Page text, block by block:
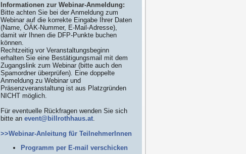
Informationen zur Webinar-Anmeldung:
Bitte achten Sie bei der Anmeldung zum
Webinar auf die korrekte Eingabe Ihrer Daten
(Name, ÖÄK-Nummer, E-Mail-Adresse),
damit wir Ihnen die DFP-Punkte buchen
können.
Rechtzeitig vor Veranstaltungsbeginn
erhalten Sie eine Bestätigungsmail mit dem
Zugangslink zum Webinar (bitte auch den
Spamordner überprüfen). Eine doppelte
Anmeldung zu Webinar und
Präsenzveranstaltung ist aus Platzgründen
NICHT möglich.
Für eventuelle Rückfragen wenden Sie sich
bitte an event@billrothhaus.at.
>>Webinar-Anleitung für TeilnehmerInnen
Programm per E-mail verschicken